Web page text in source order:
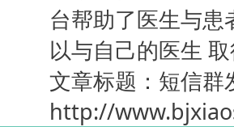
台帮助了医生与
以与自己的医生
文章标题：短信群
http://